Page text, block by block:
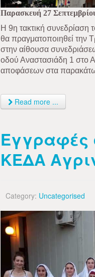
Παρασκευή 27
Η 9η τακτική συνεδρίαση
θα πραγματοποιηθεί την
στην αίθουσα
οδού Αναστασιάδη 1 στο
αποφάσεων στα παρακάτω
Read more ...
Εγγραφές
ΚΕΔΑ
Category: Uncategorised